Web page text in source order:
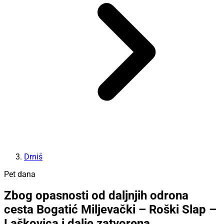
Drniš
Pet dana
Zbog opasnosti od daljnjih odrona
cesta Bogatić Miljevački – Roški Slap –